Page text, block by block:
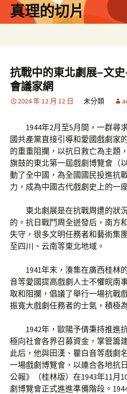
真理的切片
抗戰中的東北劇展–文
會議家網
2024 年 12 月 12 日 未分類
1944年2月至5月間，一群尋
國共產黨直接引導和愛國戲劇家
的重重阻攔，以抗日救亡為主題
旗鼓的東北第一屆戲劇博覽會（
動了全中國，為全國國民投進抗
力，成為中國古代戲劇史上的一
東北劇展是在抗戰周遭的狀
的。抗日戰鬥周全迸發后，南方
失守，很多文明任務者和藝術集
至四川、云南等東北地域。
1941年末，湊集在廣西桂林
音等愛國提高戲劇人士不懼皖南
取和阻攔，倡議了舉行一場抗戰
振寬大戲劇任務者的士氣，積極
1942年，歐陽予倩秉持推進
極向社會各界召募資金，掌管籌
此后，他與田漢、瞿白音等戲劇
一場戲劇博覽會，以連合各地抗
公報》（桂林版）在1943年11月
劇博覽會正式進進準備階段。